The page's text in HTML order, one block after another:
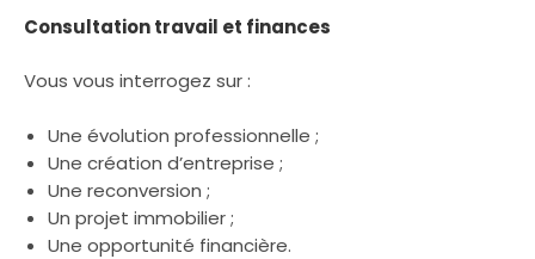
Consultation travail et finances
Vous vous interrogez sur :
Une évolution professionnelle ;
Une création d’entreprise ;
Une reconversion ;
Un projet immobilier ;
Une opportunité financière.